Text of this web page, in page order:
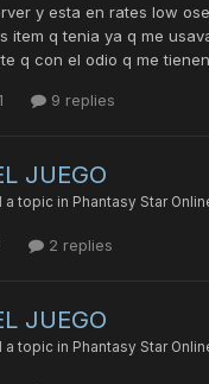
y esta en rates low
item q tenia ya q me
q con el odio q me
9 replies
JUEGO
a topic in Phantasy Star
2 replies
JUEGO
a topic in Phantasy Star